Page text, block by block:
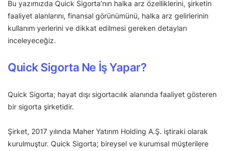
Bu yazımızda Quick Sigorta’nın halka arz özelliklerini, şirketin
faaliyet alanlarını, finansal görünümünü, halka arz gelirlerinin
kullanım yerlerini ve dikkat edilmesi gereken detayları
inceleyeceğiz.
Quick Sigorta Ne İş Yapar?
Quick Sigorta; hayat dışı sigortacılık alanında faaliyet gösteren
bir sigorta şirketidir.
Şirket, 2017 yılında Maher Yatırım Holding A.Ş. iştiraki olarak
kurulmuştur. Quick Sigorta; bireysel ve kurumsal müşterilere